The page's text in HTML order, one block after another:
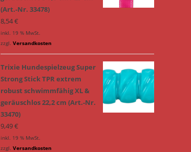
(Art.-Nr. 33478)
8,54€
inkl. 19 % MwSt.
zzgl. Versandkosten
Trixie Hundespielzeug Super
Strong Stick TPR extrem
robust schwimmfähig XL &
geräuschlos 22,2 cm (Art.-Nr.
33470)
9,49€
inkl. 19 % MwSt.
zzgl. Versandkosten